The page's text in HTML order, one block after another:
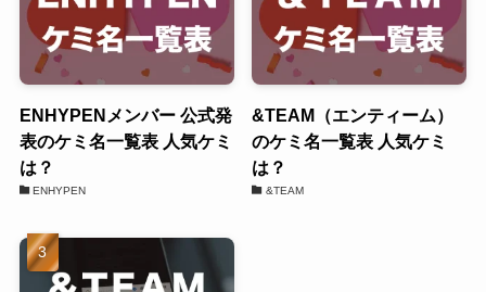
ENHYPENメンバー 公式発
表のケミ名一覧表 人気ケミ
は？
ENHYPEN
&TEAM（エンティーム）
のケミ名一覧表 人気ケミ
は？
&TEAM